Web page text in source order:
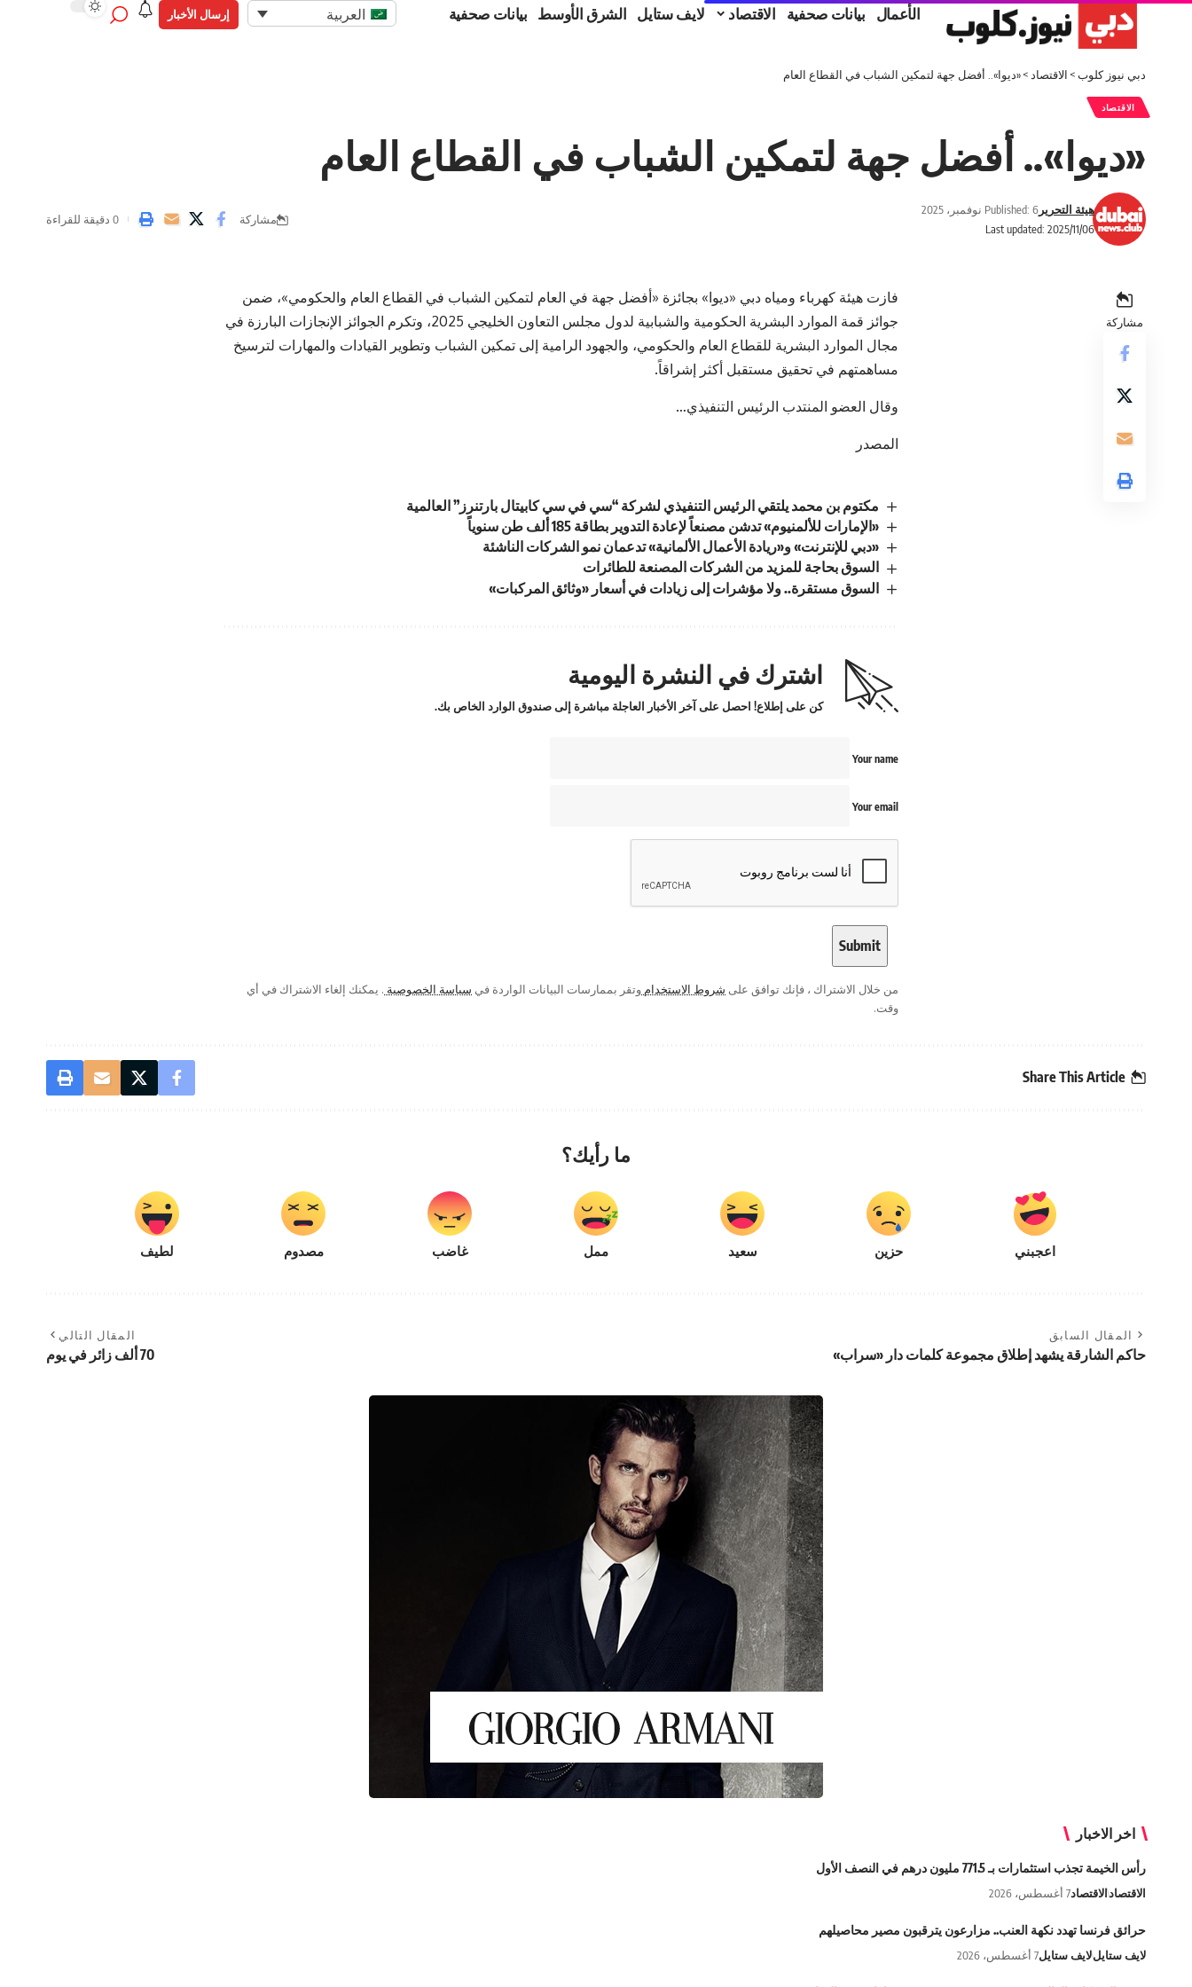
الأعمال بيانات صحفية الاقتصاد لايف ستايل الشرق الأوسط بيانات صحفية العربية إرسال الأخبار
دبي نيوز كلوب> الاقتصاد >«ديوا».. أفضل جهة لتمكين الشباب في القطاع العام
الاقتصاد
«ديوا».. أفضل جهة لتمكين الشباب في القطاع العام
Last updated: 2025/11/06
هيئة التحريرPublished: 6 نوفمبر، 2025
مشاركة 0 دقيقة للقراءة
مشاركة
فازت هيئة كهرباء ومياه دبي «ديوا» بجائزة «أفضل جهة في العام لتمكين الشباب في القطاع العام والحكومي»، ضمن
جوائز قمة الموارد البشرية الحكومية والشبابية لدول مجلس التعاون الخليجي 2025، وتكرم الجوائز الإنجازات البارزة في
مجال الموارد البشرية للقطاع العام والحكومي، والجهود الرامية إلى تمكين الشباب وتطوير القيادات والمهارات لترسيخ
مساهمتهم في تحقيق مستقبل أكثر إشراقاً.
وقال العضو المنتدب الرئيس التنفيذي…
المصدر
مكتوم بن محمد يلتقي الرئيس التنفيذي لشركة “سي في سي كابيتال بارتنرز” العالمية
«الإمارات للألمنيوم» تدشن مصنعاً لإعادة التدوير بطاقة 185 ألف طن سنوياً
«دبي للإنترنت» و«ريادة الأعمال الألمانية» تدعمان نمو الشركات الناشئة
السوق بحاجة للمزيد من الشركات المصنعة للطائرات
السوق مستقرة.. ولا مؤشرات إلى زيادات في أسعار «وثائق المركبات»
اشترك في النشرة اليومية
كن على إطلاع! احصل على آخر الأخبار العاجلة مباشرة إلى صندوق الوارد الخاص بك.
Your name
Your email
من خلال الاشتراك ، فإنك توافق على شروط الاستخدام وتقر بممارسات البيانات الواردة في سياسة الخصوصية . يمكنك إلغاء الاشتراك في أي
وقت.
Share This Article
ما رأيك؟
اعجبني حزين سعيد ممل غاضب مصدوم لطيف
المقال السابق
حاكم الشارقة يشهد إطلاق مجموعة كلمات دار «سراب»
المقال التالي
70 ألف زائر في يوم
اخر الاخبار
رأس الخيمة تجذب استثمارات بـ 771.5 مليون درهم في النصف الأول
الاقتصادالاقتصاد7 أغسطس، 2026
حرائق فرنسا تهدد نكهة العنب.. مزارعون يترقبون مصير محاصيلهم
لايف ستايللايف ستايل7 أغسطس، 2026